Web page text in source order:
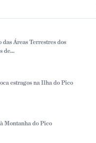
das Áreas Terrestres dos
de...
estragos na Ilha do Pico
Montanha do Pico